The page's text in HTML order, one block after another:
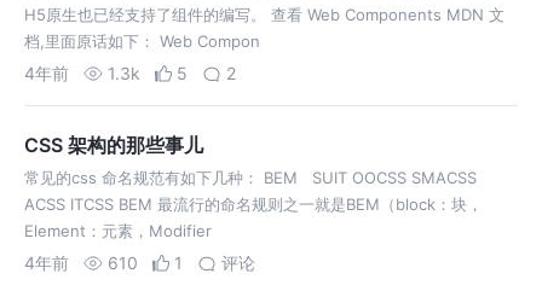
H5原生也已经支持了组件的编写。 查看 Web Components MDN 文
档,里面原话如下： Web Compon
4年前 1.3k 5 2
CSS 架构的那些事儿
常见的css 命名规范有如下几种： BEM SUIT OOCSS SMACSS
ACSS ITCSS BEM 最流行的命名规则之一就是BEM（block：块，
Element：元素，Modifier
4年前 610 1 评论